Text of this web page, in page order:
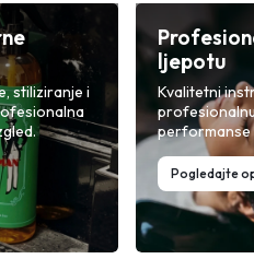
stiliziranje i
ljepotu
Kvalitetni
performanse
Pogledajte